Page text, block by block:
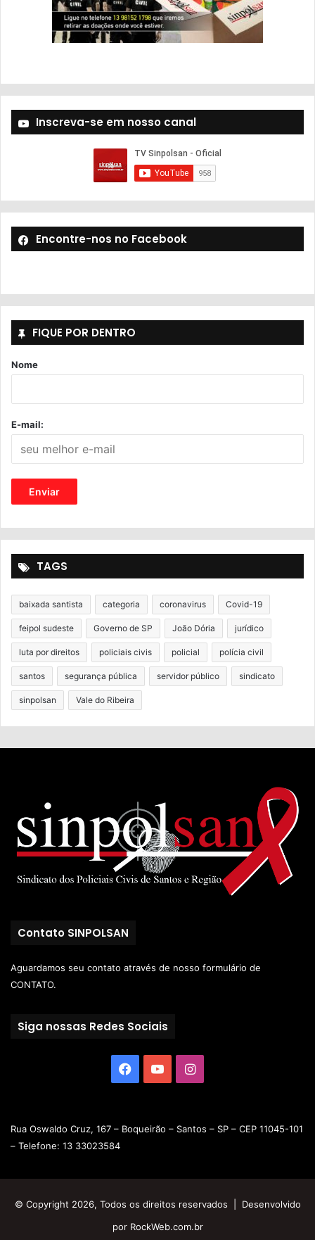
Inscreva-se em nosso canal
Encontre-nos no Facebook
FIQUE POR DENTRO
Nome
E-mail:
TAGS
baixada santista categoria coronavirus Covid-19
feipol sudeste Governo de SP João Dória jurídico
luta por direitos policiais civis policial polícia civil
santos segurança pública servidor público sindicato
sinpolsan Vale do Ribeira
Contato SINPOLSAN
Aguardamos seu contato através de nosso formulário de
CONTATO.
Siga nossas Redes Sociais
Rua Oswaldo Cruz, 167 – Boqueirão – Santos – SP – CEP 11045-101
– Telefone: 13 33023584
© Copyright 2026, Todos os direitos reservados | Desenvolvido
por RockWeb.com.br